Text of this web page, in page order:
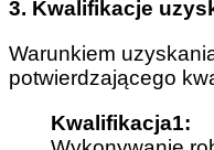
3. Kwalifikacje
Warunkiem
potwierdzającego
Kwalifikacja1: